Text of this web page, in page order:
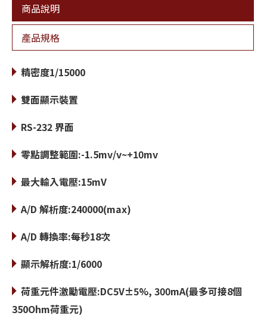
商品說明
產品規格
精密度1/15000
雙面顯示裝置
RS-232 界面
零點調整範圍:-1.5mv/v~+10mv
最大輸入電壓:15mV
A/D 解析度:240000(max)
A/D 轉換率:每秒18次
顯示解析度:1/6000
荷重元件激勵電壓:DC5V±5%, 300mA(最多可接8個
350Ohm荷重元)